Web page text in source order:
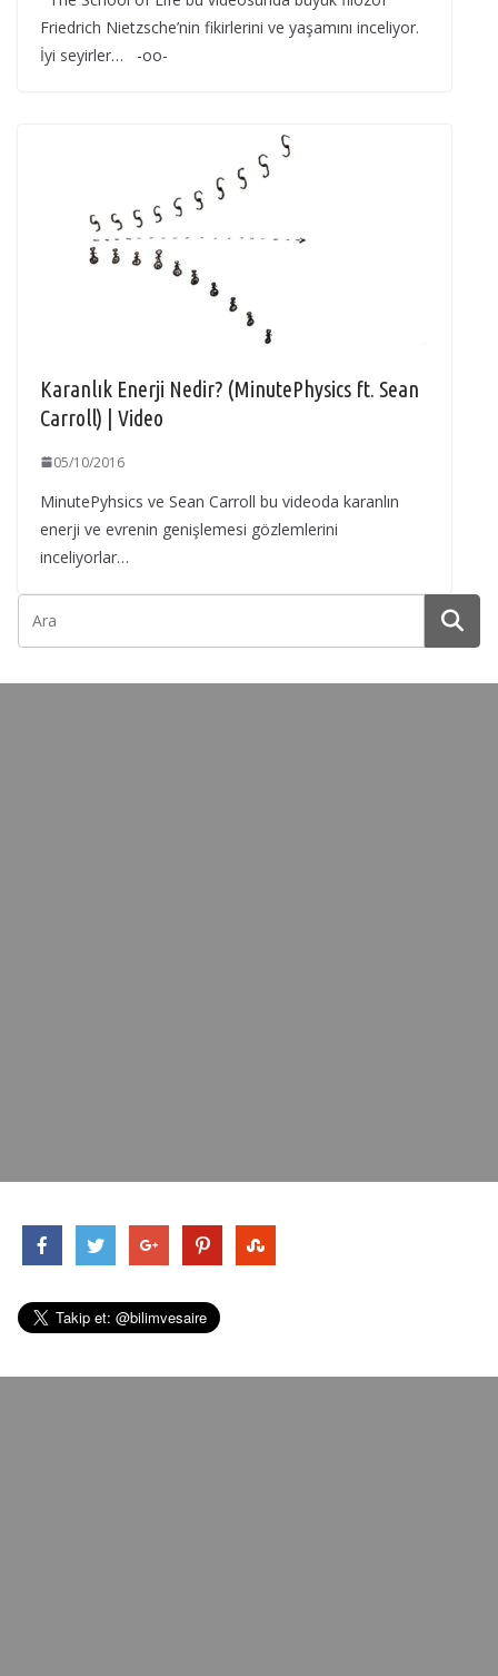
Friedrich Nietzsche’nin fikirlerini ve yaşamını inceliyor.
İyi seyirler… -oo-
Karanlık Enerji Nedir? (MinutePhysics ft. Sean
Carroll) | Video
05/10/2016
MinutePyhsics ve Sean Carroll bu videoda karanlın
enerji ve evrenin genişlemesi gözlemlerini
inceliyorlar…